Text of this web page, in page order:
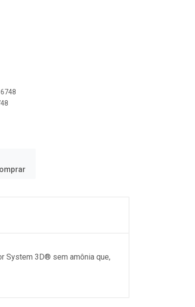
System 3D® sem amônia que,